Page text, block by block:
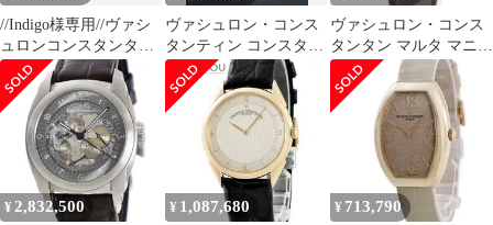
//Indigo様専用//ヴァシ
ュロンコンスタンタ
ン フィフティーシッ
クス
ヴァシュロン・コンス
タンティン コンスタテ
ィン フィフティシック
ス 4000E/000A-B439 シ
ルバー
ヴァシュロン・コンス
タンタン マルタ マニュ
アルワインディング 腕
時計 ウォッチ 腕時計
¥ 2,832,500 ¥ 1,087,680 ¥ 713,790